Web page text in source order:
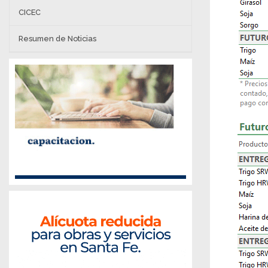
CICEC
Resumen de Noticias